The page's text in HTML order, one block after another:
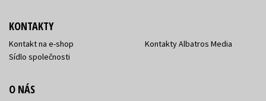
KONTAKTY
Kontakt na e-shop
Sídlo společnosti
Kontakty Albatros Media
O NÁS